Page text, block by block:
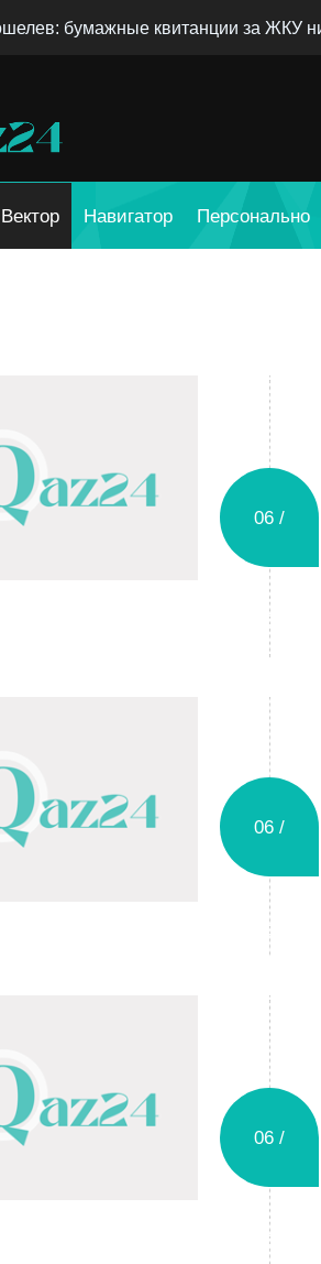
бумажные квитанции за ЖКУ
Вектор Навигатор Персонально
06 /
Четверг
06 /
Четверг
06 /
Четверг